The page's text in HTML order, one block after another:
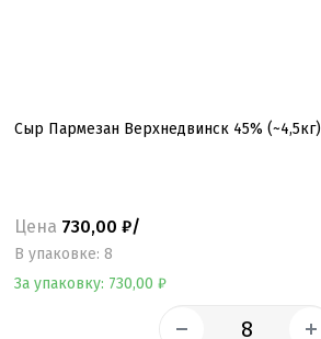
Сыр Пармезан Верхнедвинск 45% (~4,5кг)
Цена 730,00 ₽/
B упаковке: 8
За упаковку: 730,00 ₽